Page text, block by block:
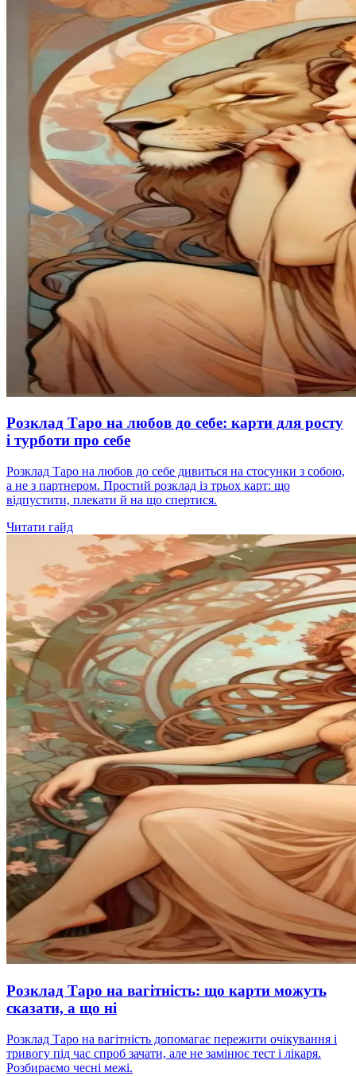
Розклад Таро на любов до себе: карти для росту
і турботи про себе
Розклад Таро на любов до себе дивиться на стосунки з собою,
а не з партнером. Простий розклад із трьох карт: що
відпустити, плекати й на що спертися.
Читати гайд
Розклад Таро на вагітність: що карти можуть
сказати, а що ні
Розклад Таро на вагітність допомагає пережити очікування і
тривогу під час спроб зачати, але не замінює тест і лікаря.
Розбираємо чесні межі.